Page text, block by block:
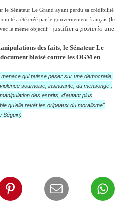
le Sénateur Le Grand ayant perdu sa crédibilité
a été créé par le gouvernement français (le
le même objectif : justifiera posterio une
des faits, le Sénateur Le
biaisé contre les OGM en
menace qui puisse peser sur une démocratie,
sournoise, insinuante, du mensonge ;
des esprits, d'autant plus
qu'elle revêt les oripeaux du moralisme"
Séguin)